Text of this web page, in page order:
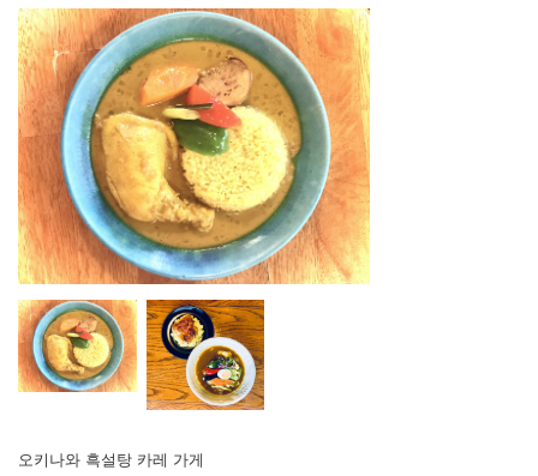
오키나와 흑설탕 카레 가게